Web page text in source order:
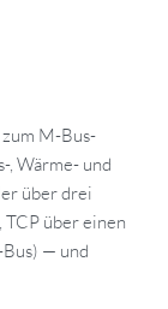
M-Bus-
, Wärme- und
über drei
über einen
— und